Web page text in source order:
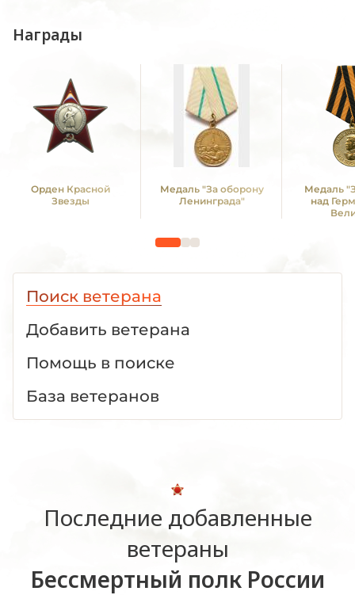
Награды
Орден Красной
Звезды
Медаль "За оборону
Ленинграда"
Медаль
над
Поиск ветерана
Добавить ветерана
Помощь в поиске
База ветеранов
Последние добавленные
ветераны
Бессмертный полк России